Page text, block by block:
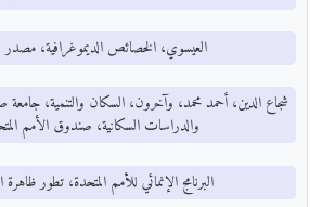
- العيسوي، الخصائص الديموغرافية،
والدراسات السكانية، صندوق الأمم
- البرنامج الإنمائي للأمم المتحدة، تطور